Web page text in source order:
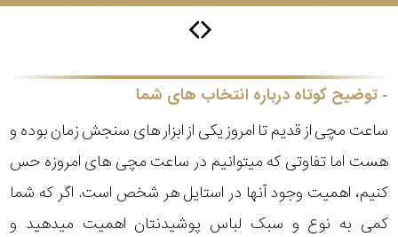
توضیح کوتاه درباره انتخاب های شما
ساعت مچی از قدیم تا امروز یکی از ابزار های سنجش زمان بوده و
هست اما تفاوتی که میتوانیم در ساعت مچی های امروزه حس
کنیم، اهمیت وجود آنها در استایل هر شخص است. اگر که شما
کمی به نوع و سبک لباس پوشیدنتان اهمیت میدهید و
اورینت
کاتر
پیلار